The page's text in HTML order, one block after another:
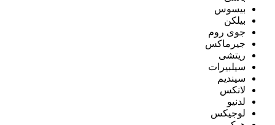
بيسوس
بيلكن
جوى روم
جيرماكس
ريتشى
سيلبيرات
سينديم
لانكس
لدنيو
لوجيكس